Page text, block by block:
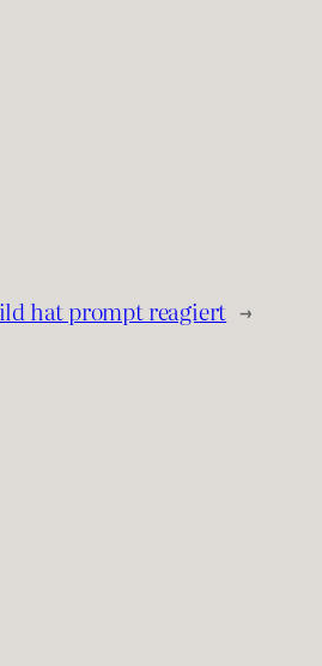
hat prompt reagiert →